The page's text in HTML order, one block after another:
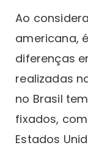
Ao
americana,
diferenças
realizadas
no Brasil
fixados,
Estados